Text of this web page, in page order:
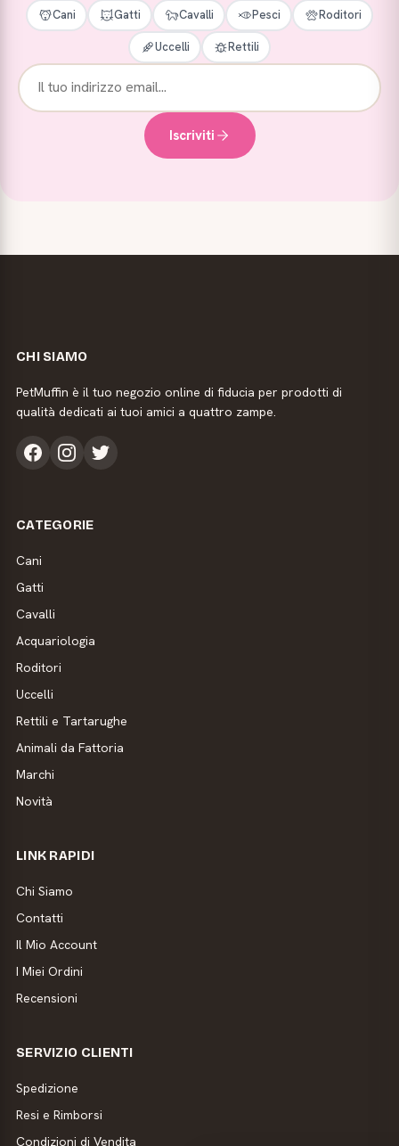
Cani Gatti Cavalli Pesci Roditori
Uccelli Rettili
Iscriviti
CHI SIAMO
PetMuffin è il tuo negozio online di fiducia per prodotti di
qualità dedicati ai tuoi amici a quattro zampe.
CATEGORIE
Cani
Gatti
Cavalli
Acquariologia
Roditori
Uccelli
Rettili e Tartarughe
Animali da Fattoria
Marchi
Novità
LINK RAPIDI
Chi Siamo
Contatti
Il Mio Account
I Miei Ordini
Recensioni
SERVIZIO CLIENTI
Spedizione
Resi e Rimborsi
Condizioni di Vendita